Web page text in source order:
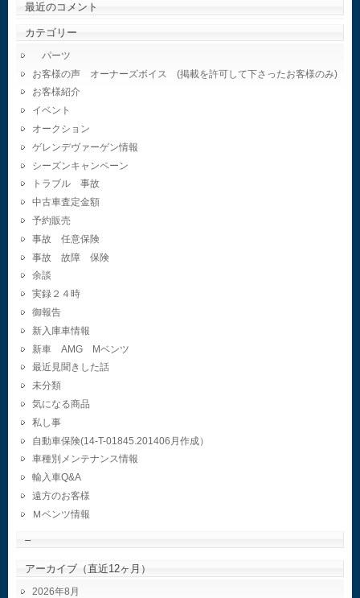
最近のコメント
カテゴリー
パーツ
お客様の声 オーナーズボイス (掲載を許可して下さったお客様のみ)
お客様紹介
イベント
オークション
ゲレンデヴァーゲン情報
シーズンキャンペーン
トラブル 事故
中古車査定金額
予約販売
事故 任意保険
事故 故障 保険
余談
実録２４時
御報告
新入庫車情報
新車 AMG Mベンツ
最近見聞きした話
未分類
気になる商品
私し事
自動車保険(14-T-01845.201406月作成）
車種別メンテナンス情報
輸入車Q&A
遠方のお客様
Ｍベンツ情報
–
アーカイブ（直近12ヶ月）
2026年8月